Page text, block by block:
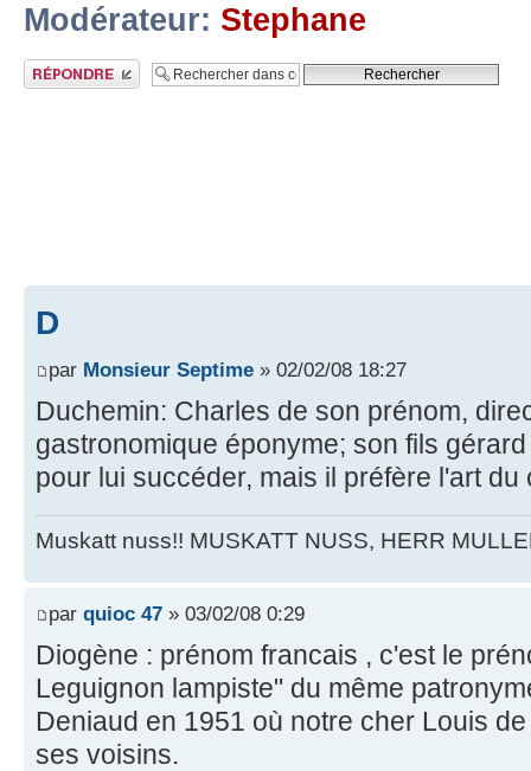
Modérateur: Stephane
Publier une réponse
D
par Monsieur Septime » 02/02/08 18:27
Duchemin: Charles de son prénom,
gastronomique éponyme; son fils
pour lui succéder, mais il préfère l'art du
Muskatt nuss!! MUSKATT NUSS, HERR
par quioc 47 » 03/02/08 0:29
Diogène : prénom francais , c'est le
Leguignon lampiste" du même
Deniaud en 1951 où notre cher Louis
ses voisins.